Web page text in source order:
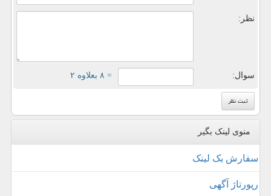
نظر:
سوال: = ۸ بعلاوه ۲
منوی لینک بگیر
سفارش بک لینک
رپورتاژ آگهی